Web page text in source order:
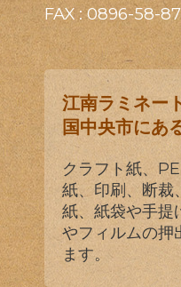
FAX : 0896-58-
江南ラミネー
国中央市にあ
クラフト紙、
紙、印刷、断裁
紙、紙袋や手提
やフィルムの押
ます。